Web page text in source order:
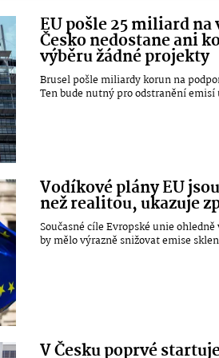
EU pošle 25 miliard
Česko nedostane ani
výběru žádné projekty
Brusel pošle miliardy korun na
Ten bude nutný pro odstranění
Vodíkové plány EU
než realitou, ukazuje
Současné cíle Evropské unie
by mělo výrazně snižovat emise
V Česku poprvé